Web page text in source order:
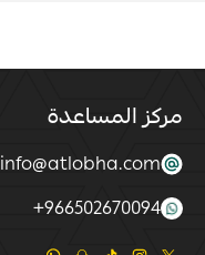
مركز المساعدة
info@atlobha.com
966502670094
+